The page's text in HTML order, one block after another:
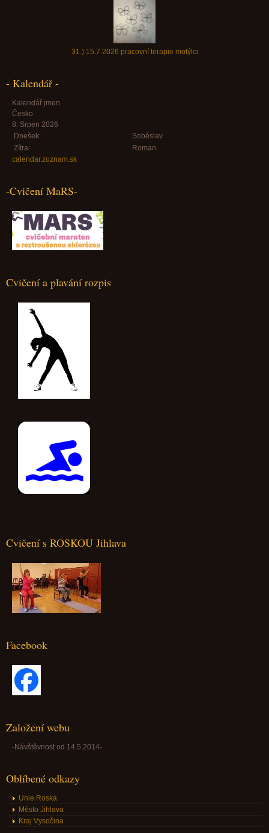
31.) 15.7.2026 pracovní terapie motýlci
- Kalendář -
Kalendář jmen
Česko
8. Srpen 2026
Dnešek:
Soběslav
Zítra:
Roman
calendar.zoznam.sk
-Cvičení MaRS-
Cvičení a plavání rozpis
Cvičení s ROSKOU Jihlava
Facebook
Založení webu
-Návštěvnost od 14.5.2014-
Oblíbené odkazy
Unie Roska
Město Jihlava
Kraj Vysočina